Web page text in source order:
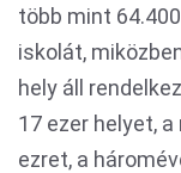
több mint
iskolát,
hely áll
17 ezer helyet,
ezret, a